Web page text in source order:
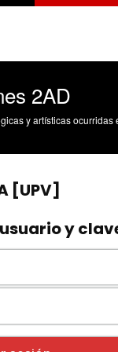
en los tres